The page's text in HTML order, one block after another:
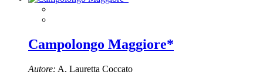
Campolongo Maggiore*
Autore: A. Lauretta Coccato